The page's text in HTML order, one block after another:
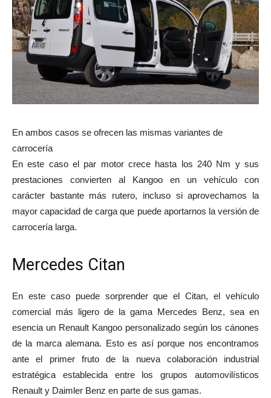
En ambos casos se ofrecen las mismas variantes de
carrocería
En este caso el par motor crece hasta los 240 Nm y sus
prestaciones convierten al Kangoo en un vehículo con
carácter bastante más rutero, incluso si aprovechamos la
mayor capacidad de carga que puede aportarnos la versión de
carrocería larga.
Mercedes Citan
En este caso puede sorprender que el Citan, el vehículo
comercial más ligero de la gama Mercedes Benz, sea en
esencia un Renault Kangoo personalizado según los cánones
de la marca alemana. Esto es así porque nos encontramos
ante el primer fruto de la nueva colaboración industrial
estratégica establecida entre los grupos automovilísticos
Renault y Daimler Benz en parte de sus gamas.